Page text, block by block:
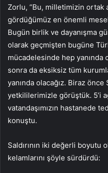
Zorlu, “Bu, milletimizin ortak
gördüğümüz en önemli
Bugün birlik ve dayanışma
olarak geçmişten bugüne
mücadelesinde hep yanında
sonra da eksiksiz tüm
yanında olacağız. Biraz önce
yetkililerimizle görüştük. 5’i
vatandaşımızın hastanede
konuştu.
Saldırının iki değerli
kelamlarını şöyle sürdürdü: